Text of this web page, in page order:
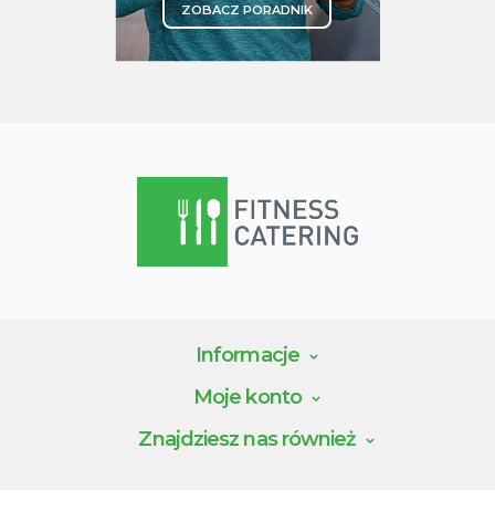
ZOBACZ PORADNIK
Informacje
Moje konto
Znajdziesz nas również